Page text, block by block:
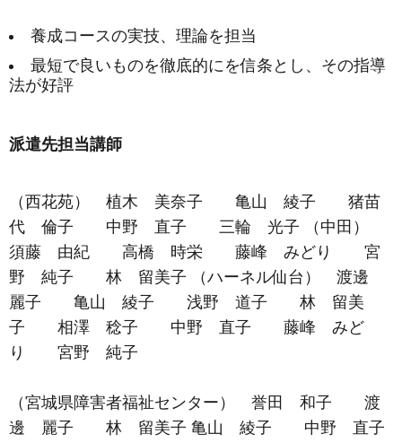
養成コースの実技、理論を担当
最短で良いものを徹底的にを信条とし、その指導
法が好評
派遣先担当講師
（西花苑） 植木 美奈子 亀山 綾子 猪苗
代 倫子 中野 直子 三輪 光子 （中田）
須藤 由紀 高橋 時栄 藤峰 みどり 宮
野 純子 林 留美子 （ハーネル仙台） 渡邊
麗子 亀山 綾子 浅野 道子 林 留美
子 相澤 稔子 中野 直子 藤峰 みど
り 宮野 純子
（宮城県障害者福祉センター） 誉田 和子 渡
邊 麗子 林 留美子 亀山 綾子 中野 直子